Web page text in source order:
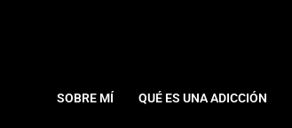
SOBRE MÍ QUÉ ES UNA ADICCIÓN